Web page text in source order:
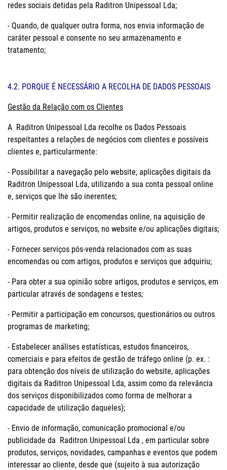
redes sociais detidas pela Raditron Unipessoal Lda;
- Quando, de qualquer outra forma, nos envia informação de
caráter pessoal e consente no seu armazenamento e
tratamento;
4.2. PORQUE É NECESSÁRIO A RECOLHA DE DADOS PESSOAIS
Gestão da Relação com os Clientes
A Raditron Unipessoal Lda recolhe os Dados Pessoais
respeitantes a relações de negócios com clientes e possíveis
clientes e, particularmente:
- Possibilitar a navegação pelo website, aplicações digitais da
Raditron Unipessoal Lda, utilizando a sua conta pessoal online
e, serviços que lhe são inerentes;
- Permitir realização de encomendas online, na aquisição de
artigos, produtos e serviços, no website e/ou aplicações digitais;
- Fornecer serviços pós-venda relacionados com as suas
encomendas ou com artigos, produtos e serviços que adquiriu;
- Para obter a sua opinião sobre artigos, produtos e serviços, em
particular através de sondagens e testes;
- Permitir a participação em concursos, questionários ou outros
programas de marketing;
- Estabelecer análises estatísticas, estudos financeiros,
comerciais e para efeitos de gestão de tráfego online (p. ex. :
para obtenção dos níveis de utilização do website, aplicações
digitais da Raditron Unipessoal Lda, assim como da relevância
dos serviços disponibilizados como forma de melhorar a
capacidade de utilização daqueles);
- Envio de informação, comunicação promocional e/ou
publicidade da Raditron Unipessoal Lda , em particular sobre
produtos, serviços, novidades, campanhas e eventos que podem
interessar ao cliente, desde que (sujeito à sua autorização